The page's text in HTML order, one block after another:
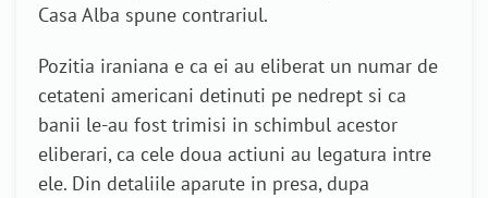
Casa Alba spune contrariul.
Pozitia iraniana e ca ei au eliberat un numar de
cetateni americani detinuti pe nedrept si ca
banii le-au fost trimisi in schimbul acestor
eliberari, ca cele doua actiuni au legatura intre
ele. Din detaliile aparute in presa, dupa